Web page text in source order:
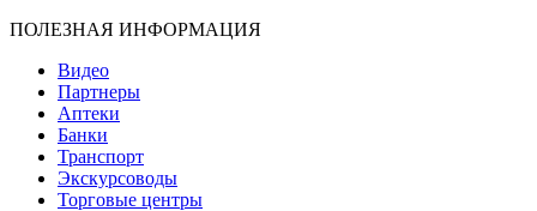
ПОЛЕЗНАЯ ИНФОРМАЦИЯ
Видео
Партнеры
Аптеки
Банки
Транспорт
Экскурсоводы
Торговые центры